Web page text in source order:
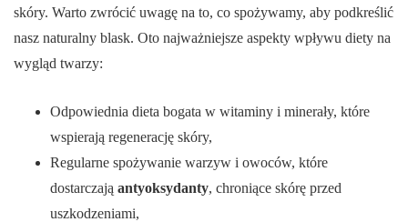
skóry. Warto zwrócić uwagę na to, co spożywamy, aby podkreślić
nasz naturalny blask. Oto najważniejsze aspekty wpływu diety na
wygląd twarzy:
Odpowiednia dieta bogata w witaminy i minerały, które
wspierają regenerację skóry,
Regularne spożywanie warzyw i owoców, które
dostarczają antyoksydanty, chroniące skórę przed
uszkodzeniami,